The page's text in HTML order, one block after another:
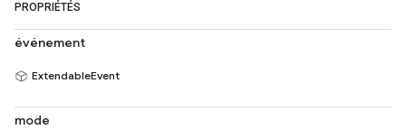
PROPRIÉTÉS
événement
ExtendableEvent
mode